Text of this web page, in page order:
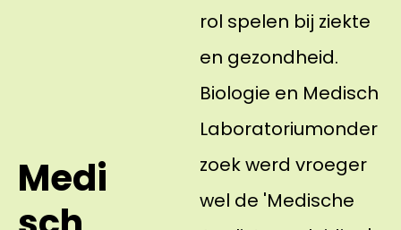
Medi
rol spelen bij ziekte
en gezondheid.
Biologie en Medisch
Laboratoriumonder
zoek werd vroeger
wel de 'Medische